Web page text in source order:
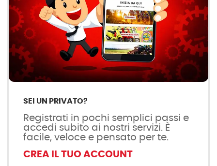
SEI UN PRIVATO?
Registrati in pochi semplici passi e
accedi subito ai nostri servizi. È
facile, veloce e pensato per te.
CREA IL TUO ACCOUNT